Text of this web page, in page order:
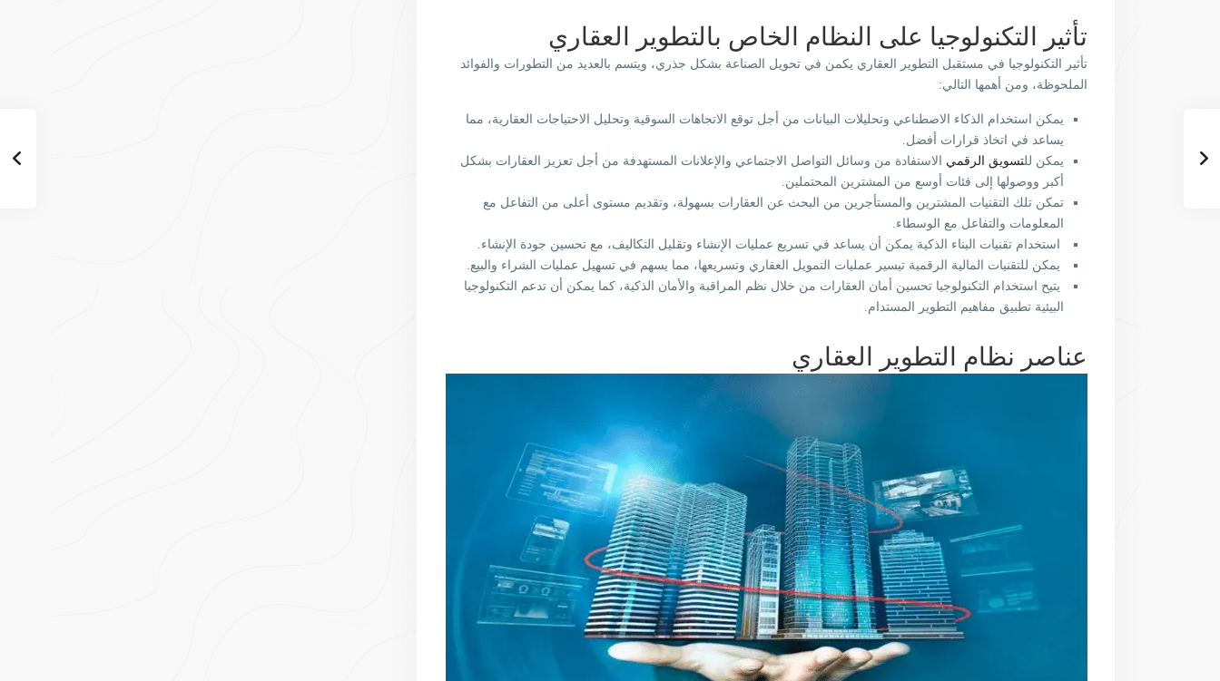
تأثير التكنولوجيا على النظام الخاص بالتطوير العقاري
تأثير التكنولوجيا في مستقبل التطوير العقاري يكمن في تحويل الصناعة بشكل جذري، ويتسم بالعديد من التطورات والفوائد
الملحوظة، ومن أهمها التالي:
يمكن استخدام الذكاء الاصطناعي وتحليلات البيانات من أجل توقع الاتجاهات السوقية وتحليل الاحتياجات العقارية، مما
يساعد في اتخاذ قرارات أفضل.
يمكن للتسويق الرقمي الاستفادة من وسائل التواصل الاجتماعي والإعلانات المستهدفة من أجل تعزيز العقارات بشكل
أكبر ووصولها إلى فئات أوسع من المشترين المحتملين.
تمكن تلك التقنيات المشترين والمستأجرين من البحث عن العقارات بسهولة، وتقديم مستوى أعلى من التفاعل مع
المعلومات والتفاعل مع الوسطاء.
استخدام تقنيات البناء الذكية يمكن أن يساعد في تسريع عمليات الإنشاء وتقليل التكاليف، مع تحسين جودة الإنشاء.
يمكن للتقنيات المالية الرقمية تيسير عمليات التمويل العقاري وتسريعها، مما يسهم في تسهيل عمليات الشراء والبيع.
يتيح استخدام التكنولوجيا تحسين أمان العقارات من خلال نظم المراقبة والأمان الذكية، كما يمكن أن تدعم التكنولوجيا
البيئية تطبيق مفاهيم التطوير المستدام.
عناصر نظام التطوير العقاري